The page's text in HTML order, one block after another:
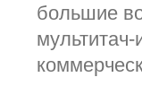
большие